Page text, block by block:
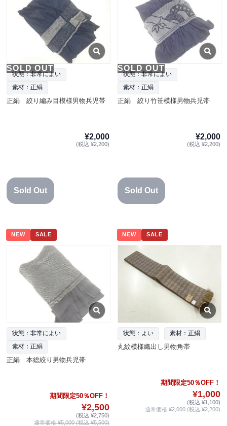
SOLD OUT
状態：非常によい
素材：正絹
正絹 絞り編み目模様男物兵児帯
¥2,000
(税込 ¥2,200)
Sold Out
SOLD OUT
状態：非常によい
素材：正絹
正絹 絞り竹笹模様男物兵児帯
¥2,000
(税込 ¥2,200)
Sold Out
NEW SALE
状態：非常によい
素材：正絹
正絹 本総絞り男物兵児帯
期間限定50％OFF！
¥2,500
(税込 ¥2,750)
通常価格 ¥5,000 (税込 ¥5,500)
NEW SALE
状態：よい 素材：正絹
丸紋模様織出し男物角帯
期間限定50％OFF！
¥1,000
(税込 ¥1,100)
通常価格 ¥2,000 (税込 ¥2,200)